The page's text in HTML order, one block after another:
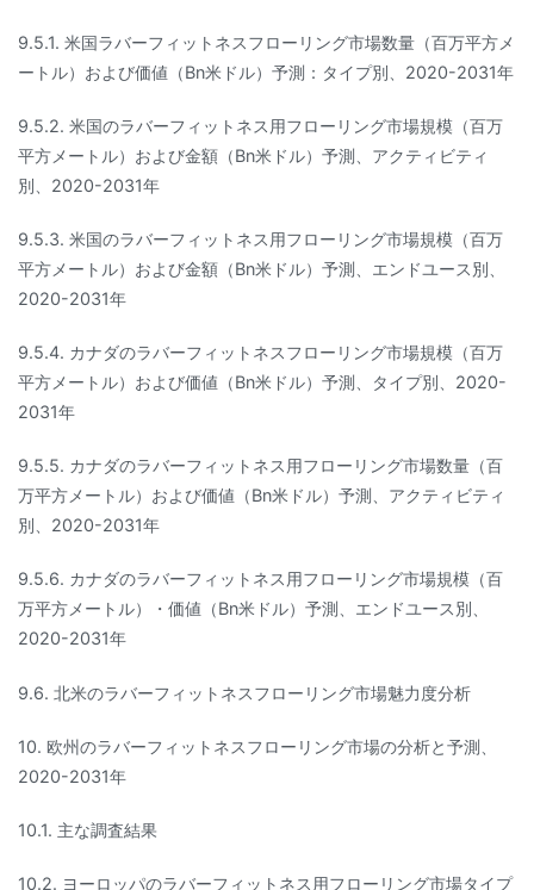
9.5.1. 米国ラバーフィットネスフローリング市場数量（百万平方メ
ートル）および価値（Bn米ドル）予測：タイプ別、2020-2031年
9.5.2. 米国のラバーフィットネス用フローリング市場規模（百万
平方メートル）および金額（Bn米ドル）予測、アクティビティ
別、2020-2031年
9.5.3. 米国のラバーフィットネス用フローリング市場規模（百万
平方メートル）および金額（Bn米ドル）予測、エンドユース別、
2020-2031年
9.5.4. カナダのラバーフィットネスフローリング市場規模（百万
平方メートル）および価値（Bn米ドル）予測、タイプ別、2020-
2031年
9.5.5. カナダのラバーフィットネス用フローリング市場数量（百
万平方メートル）および価値（Bn米ドル）予測、アクティビティ
別、2020-2031年
9.5.6. カナダのラバーフィットネス用フローリング市場規模（百
万平方メートル）・価値（Bn米ドル）予測、エンドユース別、
2020-2031年
9.6. 北米のラバーフィットネスフローリング市場魅力度分析
10. 欧州のラバーフィットネスフローリング市場の分析と予測、
2020-2031年
10.1. 主な調査結果
10.2. ヨーロッパのラバーフィットネス用フローリング市場タイプ